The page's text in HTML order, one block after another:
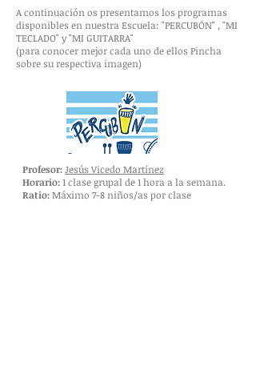
A continuación os presentamos los programas
disponibles en nuestra Escuela: "PERCUBÓN" , "MI
TECLADO" y "MI GUITARRA"
(para conocer mejor cada uno de ellos Pincha
sobre su respectiva imagen)
Profesor:Jesús Vicedo Martínez
Horario:1 clase grupal de 1 hora a la semana.
Ratio:Máximo 7-8 niños/as por clase